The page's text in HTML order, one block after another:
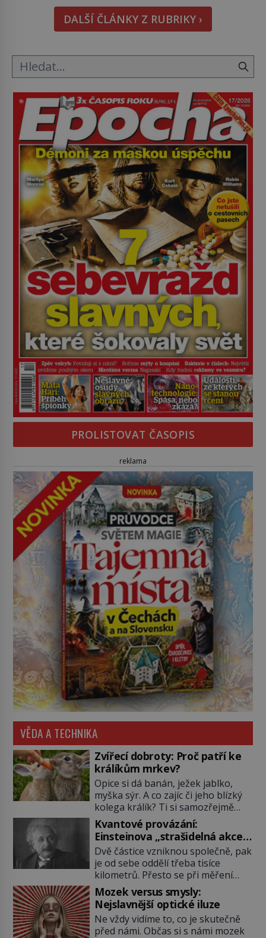
hmatatelnějšího. Naprosto rekordní kometu!
Astronomové Pedro Bernardinelli a Gary Bernstein
mravenčí prací zkoumají archivní snímky v rámci
DALŠÍ ČLÁNKY Z RUBRIKY ›
PROLISTOVAT ČASOPIS
reklama
VĚDA A TECHNIKA
Zvířecí dobroty: Proč patří ke
králíkům mrkev?
Opice si dá banán, ježek jablko,
myška sýr. A co zajíc či jeho blízký
kolega králík? Ti si samozřejmě
pochutnají na mrkvi! Proč jsou
podobné představy o potravě
zvířat často spíš mýty? Pokud máte
doma králíka, mrkev mu dát
můžete. A nejspíš mu i bude
chutnat, ovšem měl by ji mít jen
jako občasný pamlsek. […]
Kvantové provázání:
Einsteinova „strašidelná akce
na dálku“ dál mate i fascinuje
vědce
Dvě částice vzniknou společně, pak
je od sebe oddělí třeba tisíce
kilometrů. Přesto se při měření
chovají, jako by mezi nimi
existovalo neviditelné pouto. Albert
Einstein tomu s jistou dávkou
ironie říká „strašidelná akce na
dálku“ a dlouhá desetiletí věří, že
Mozek versus smysly:
Nejslavnější optické iluze
Ne vždy vidíme to, co je skutečně
před námi. Občas si s námi mozek